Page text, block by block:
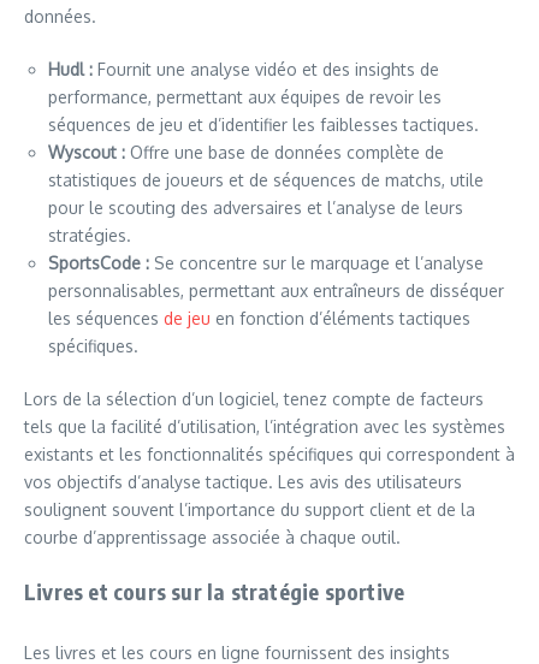
données.
Hudl : Fournit une analyse vidéo et des insights de
performance, permettant aux équipes de revoir les
séquences de jeu et d’identifier les faiblesses tactiques.
Wyscout : Offre une base de données complète de
statistiques de joueurs et de séquences de matchs, utile
pour le scouting des adversaires et l’analyse de leurs
stratégies.
SportsCode : Se concentre sur le marquage et l’analyse
personnalisables, permettant aux entraîneurs de disséquer
les séquences de jeu en fonction d’éléments tactiques
spécifiques.
Lors de la sélection d’un logiciel, tenez compte de facteurs
tels que la facilité d’utilisation, l’intégration avec les systèmes
existants et les fonctionnalités spécifiques qui correspondent à
vos objectifs d’analyse tactique. Les avis des utilisateurs
soulignent souvent l’importance du support client et de la
courbe d’apprentissage associée à chaque outil.
Livres et cours sur la stratégie sportive
Les livres et les cours en ligne fournissent des insights